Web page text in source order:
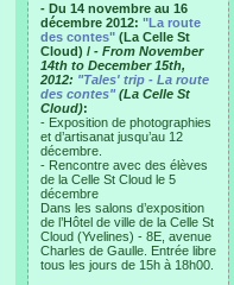
- Du 14 novembre au 16
décembre 2012: "La route
des contes" (La Celle St
Cloud) / - From November
14th to December 15th,
2012: "Tales' trip - La route
des contes"(La Celle St
Cloud):
- Exposition de photographies
et d’artisanat jusqu’au 12
décembre.
- Rencontre avec des élèves
de la Celle St Cloud le 5
décembre
Dans les salons d’exposition
de l’Hôtel de ville de la Celle St
Cloud (Yvelines) - 8E, avenue
Charles de Gaulle. Entrée libre
tous les jours de 15h à 18h00.